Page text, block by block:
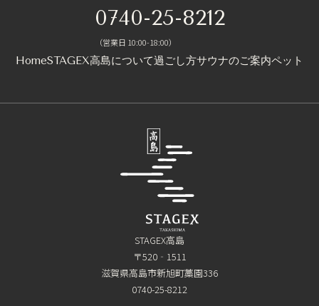
HomeSTAGEX高島について過ごし方サウナのご案内ペットと
0740-25-8212
（営業日 10:00-18:00）
STAGEX高島
〒520‐1511
滋賀県高島市新旭町藁園336
0740-25-8212